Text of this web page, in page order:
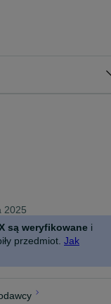
2025
są weryfikowane i
przedmiot. Jak